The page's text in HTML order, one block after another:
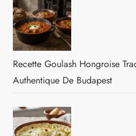
Recette Goulash Hongroise
Authentique De Budapest